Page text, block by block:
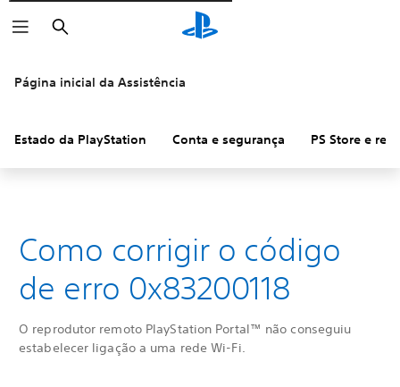
Pesquisar
Página inicial da Assistência
Estado da PlayStation Conta e segurança PS Store e
Como corrigir o código
de erro 0x83200118
O reprodutor remoto PlayStation Portal™ não conseguiu
estabelecer ligação a uma rede Wi-Fi.